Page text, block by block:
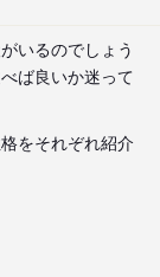
いるのでしょう
ば良いか迷って
をそれぞれ紹介